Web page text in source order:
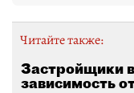
Читайте также:
Застройщики
зависимость